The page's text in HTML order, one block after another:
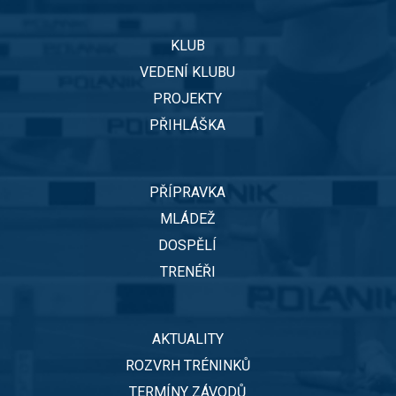
KLUB
VEDENÍ KLUBU
PROJEKTY
PŘIHLÁŠKA
PŘÍPRAVKA
MLÁDEŽ
DOSPĚLÍ
TRENÉŘI
AKTUALITY
ROZVRH TRÉNINKŮ
TERMÍNY ZÁVODŮ